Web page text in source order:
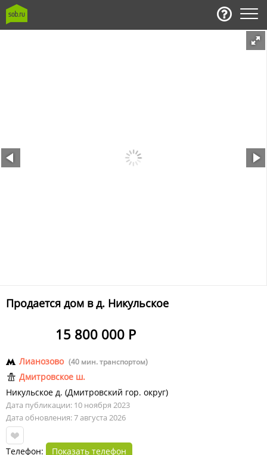
Продается дом в д. Никульское
15 800 000 Р
Лианозово (40 мин. транспортом)
Дмитровское ш.
Никульское д. (Дмитровский гор. округ)
Дата публикации: 10 ноября 2023
Дата обновления: 7 августа 2026
Телефон:
Показать телефон